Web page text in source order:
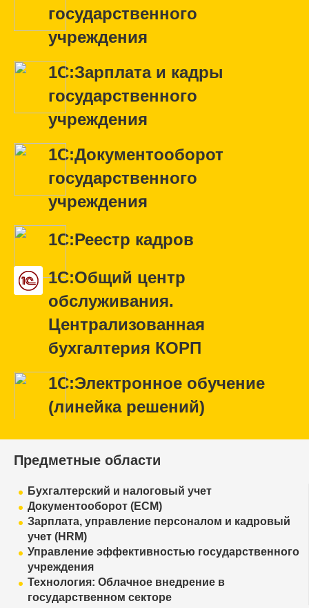
государственного
учреждения
1С:Зарплата и кадры
государственного
учреждения
1С:Документооборот
государственного
учреждения
1С:Реестр кадров
1С:Общий центр
обслуживания.
Централизованная
бухгалтерия КОРП
1С:Электронное обучение
(линейка решений)
Предметные области
Бухгалтерский и налоговый учет
Документооборот (ECM)
Зарплата, управление персоналом и кадровый
учет (HRM)
Управление эффективностью государственного
учреждения
Технология: Облачное внедрение в
государственном секторе